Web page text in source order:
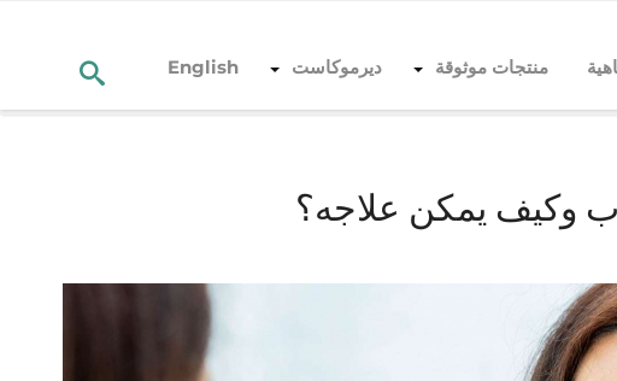
منتجات موثوقة ديرموكاست English
وكيف يمكن علاجه؟